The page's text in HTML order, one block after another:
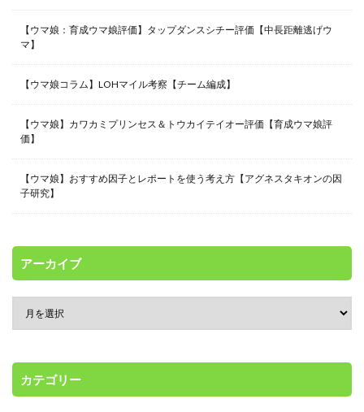
【ウマ娘：育成ウマ娘評価】タップダンスシチー評価【中長距離逃げウ
マ】
【ウマ娘コラム】LOHマイル考察【チーム編成】
【ウマ娘】カワカミプリンセス＆トウカイテイオー評価【育成ウマ娘評
価】
【ウマ娘】おすすめ因子とレポートを使う考え方【アグネスタキオンの因
子研究】
アーカイブ
カテゴリー